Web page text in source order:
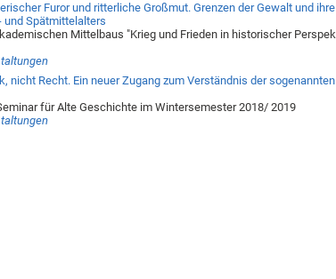
Furor und ritterliche Großmut. Grenzen der Gewalt und ihre
und Spätmittelalters
Mittelbaus "Krieg und Frieden in historischer
nicht Recht. Ein neuer Zugang zum Verständnis der sogenannten
für Alte Geschichte im Wintersemester 2018/ 2019